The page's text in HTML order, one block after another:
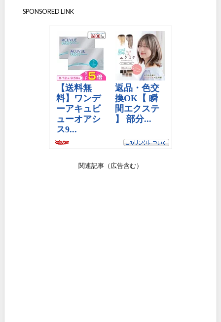
SPONSORED LINK
関連記事（広告含む）